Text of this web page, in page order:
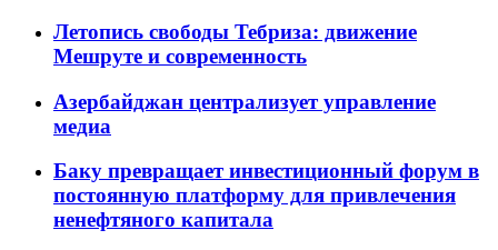
Летопись свободы Тебриза: движение
Мешруте и современность
Азербайджан централизует управление
медиа
Баку превращает инвестиционный форум в
постоянную платформу для привлечения
ненефтяного капитала